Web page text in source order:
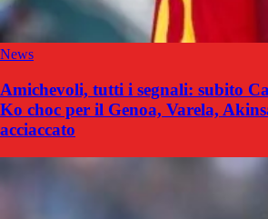
News
Amichevoli, tutti i segnali: subito
Ko choc per il Genoa, Varela,
acciaccato